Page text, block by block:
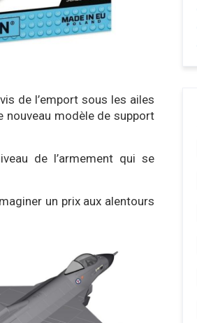
de l’emport sous les ailes
nouveau modèle de support
de l’armement qui se
un prix aux alentours